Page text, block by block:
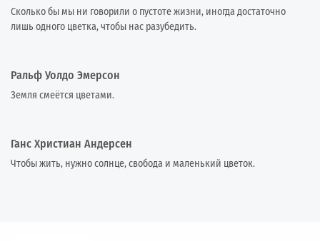
Сколько бы мы ни говорили о пустоте жизни, иногда достаточно
лишь одного цветка, чтобы нас разубедить.
Ральф Уолдо Эмерсон
Земля смеётся цветами.
Ганс Христиан Андерсен
Чтобы жить, нужно солнце, свобода и маленький цветок.